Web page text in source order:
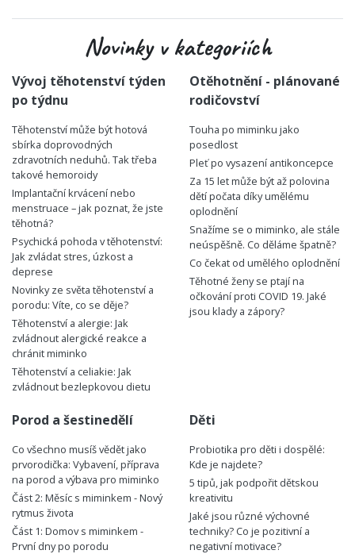
Novinky v kategoriích
Vývoj těhotenství týden
po týdnu
Těhotenství může být hotová
sbírka doprovodných
zdravotních neduhů. Tak třeba
takové hemoroidy
Implantační krvácení nebo
menstruace – jak poznat, že jste
těhotná?
Psychická pohoda v těhotenství:
Jak zvládat stres, úzkost a
deprese
Novinky ze světa těhotenství a
porodu: Víte, co se děje?
Těhotenství a alergie: Jak
zvládnout alergické reakce a
chránit miminko
Těhotenství a celiakie: Jak
zvládnout bezlepkovou dietu
Otěhotnění - plánované
rodičovství
Touha po miminku jako
posedlost
Pleť po vysazení antikoncepce
Za 15 let může být až polovina
dětí počata díky umělému
oplodnění
Snažíme se o miminko, ale stále
neúspěšně. Co děláme špatně?
Co čekat od umělého oplodnění
Těhotné ženy se ptají na
očkování proti COVID 19. Jaké
jsou klady a zápory?
Porod a šestinedělí
Co všechno musíš vědět jako
prvorodička: Vybavení, příprava
na porod a výbava pro miminko
Část 2: Měsíc s miminkem - Nový
rytmus života
Část 1: Domov s miminkem -
První dny po porodu
Děti
Probiotika pro děti i dospělé:
Kde je najdete?
5 tipů, jak podpořit dětskou
kreativitu
Jaké jsou různé výchovné
techniky? Co je pozitivní a
negativní motivace?